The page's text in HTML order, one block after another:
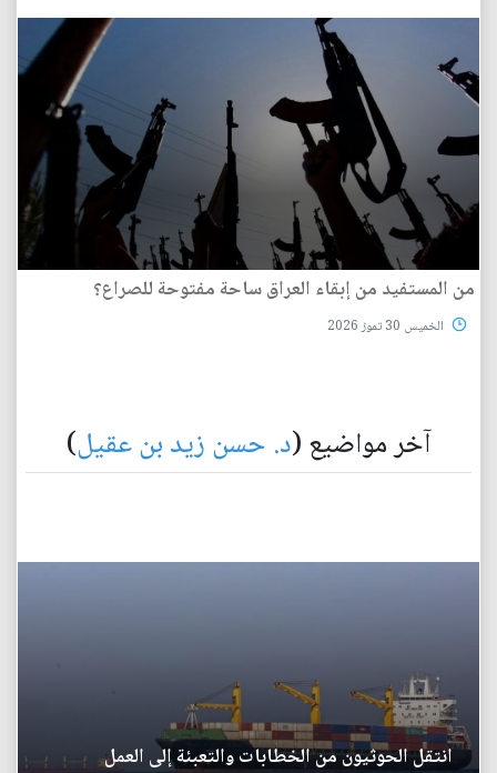
من المستفيد من إبقاء العراق ساحة مفتوحة للصراع؟
الخميس 30 تموز 2026
آخر مواضيع (د. حسن زيد بن عقيل)
انتقل الحوثيون من الخطابات والتعبئة إلى العمل